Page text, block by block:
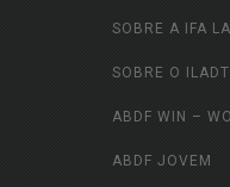
SOBRE A IFA
SOBRE O ILADT
ABDF WIN –
ABDF JOVEM